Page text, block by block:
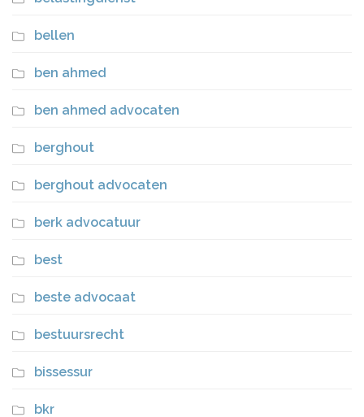
bellen
ben ahmed
ben ahmed advocaten
berghout
berghout advocaten
berk advocatuur
best
beste advocaat
bestuursrecht
bissessur
bkr